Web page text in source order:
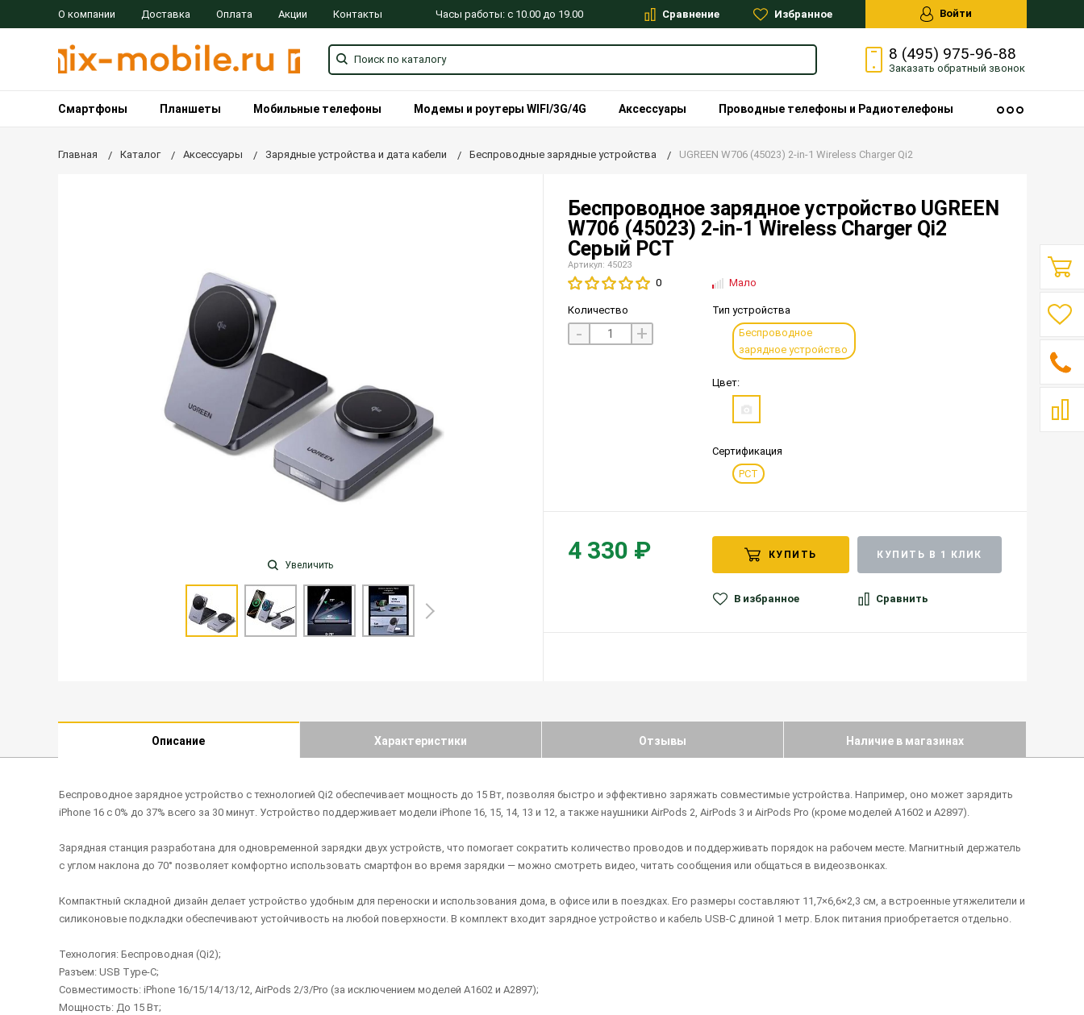
О компании Доставка Оплата Акции Контакты Часы работы: с 10.00 до 19.00 Сравнение Избранное Войти
8 (495) 975-96-88
Заказать обратный звонок
Смартфоны Планшеты Мобильные телефоны Модемы и роутеры WIFI/3G/4G Аксессуары Проводные телефоны и Радиотелефоны
Главная Каталог Аксессуары Зарядные устройства и дата кабели Беспроводные зарядные устройства UGREEN W706 (45023) 2-in-1 Wireless Charger Qi2
Увеличить
Беспроводное зарядное устройство UGREEN
W706 (45023) 2-in-1 Wireless Charger Qi2
Серый РСТ
Артикул: 45023
0 Мало
Количество
- +
Тип устройства
Беспроводное
зарядное устройство
Цвет:
Сертификация
РСТ
4 330 ₽ КУПИТЬ КУПИТЬ В 1 КЛИК
В избранное Сравнить
Описание Характеристики Отзывы Наличие в магазинах
Беспроводное зарядное устройство с технологией Qi2 обеспечивает мощность до 15 Вт, позволяя быстро и эффективно заряжать совместимые устройства. Например, оно может зарядить
iPhone 16 с 0% до 37% всего за 30 минут. Устройство поддерживает модели iPhone 16, 15, 14, 13 и 12, а также наушники AirPods 2, AirPods 3 и AirPods Pro (кроме моделей A1602 и A2897).
Зарядная станция разработана для одновременной зарядки двух устройств, что помогает сократить количество проводов и поддерживать порядок на рабочем месте. Магнитный держатель
с углом наклона до 70° позволяет комфортно использовать смартфон во время зарядки — можно смотреть видео, читать сообщения или общаться в видеозвонках.
Компактный складной дизайн делает устройство удобным для переноски и использования дома, в офисе или в поездках. Его размеры составляют 11,7×6,6×2,3 см, а встроенные утяжелители и
силиконовые подкладки обеспечивают устойчивость на любой поверхности. В комплект входит зарядное устройство и кабель USB-C длиной 1 метр. Блок питания приобретается отдельно.
Технология: Беспроводная (Qi2);
Разъем: USB Type-C;
Совместимость: iPhone 16/15/14/13/12, AirPods 2/3/Pro (за исключением моделей A1602 и A2897);
Мощность: До 15 Вт;